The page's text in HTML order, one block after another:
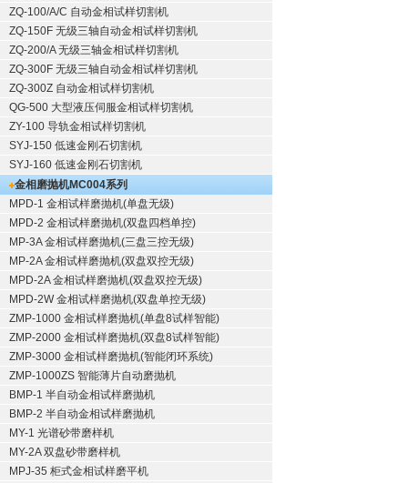
ZQ-100/A/C 自动金相试样切割机
ZQ-150F 无级三轴自动金相试样切割机
ZQ-200/A 无级三轴金相试样切割机
ZQ-300F 无级三轴自动金相试样切割机
ZQ-300Z 自动金相试样切割机
QG-500 大型液压伺服金相试样切割机
ZY-100 导轨金相试样切割机
SYJ-150 低速金刚石切割机
SYJ-160 低速金刚石切割机
金相磨抛机MC004系列
MPD-1 金相试样磨抛机(单盘无级)
MPD-2 金相试样磨抛机(双盘四档单控)
MP-3A 金相试样磨抛机(三盘三控无级)
MP-2A 金相试样磨抛机(双盘双控无级)
MPD-2A 金相试样磨抛机(双盘双控无级)
MPD-2W 金相试样磨抛机(双盘单控无级)
ZMP-1000 金相试样磨抛机(单盘8试样智能)
ZMP-2000 金相试样磨抛机(双盘8试样智能)
ZMP-3000 金相试样磨抛机(智能闭环系统)
ZMP-1000ZS 智能薄片自动磨抛机
BMP-1 半自动金相试样磨抛机
BMP-2 半自动金相试样磨抛机
MY-1 光谱砂带磨样机
MY-2A 双盘砂带磨样机
MPJ-35 柜式金相试样磨平机